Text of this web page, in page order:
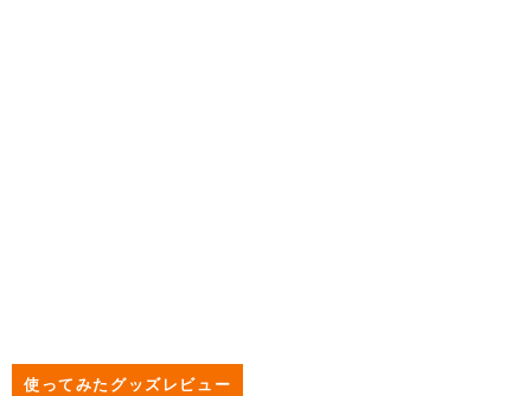
使ってみたグッズレビュー